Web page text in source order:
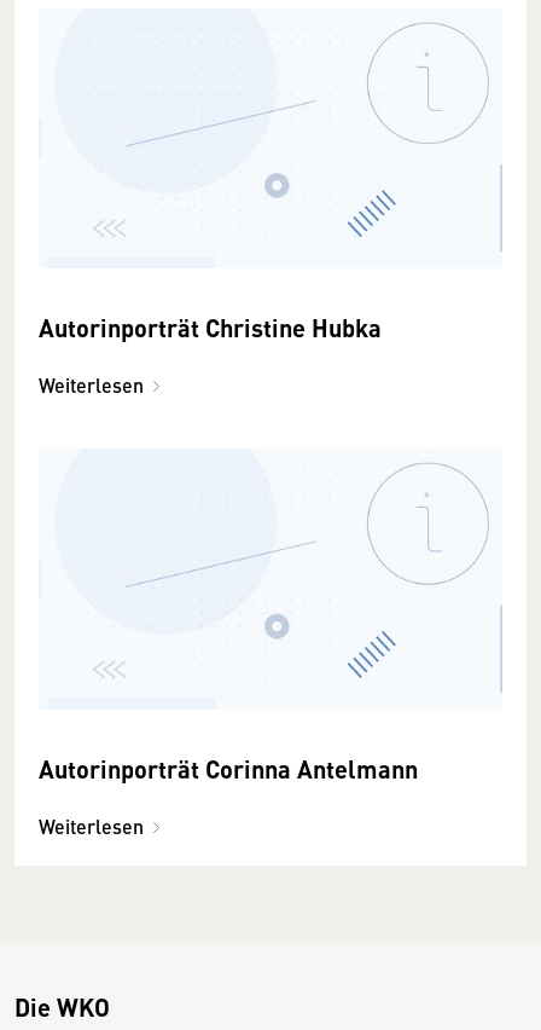
Autorinporträt Christine Hubka
Weiterlesen
Autorinporträt Corinna Antelmann
Weiterlesen
Die WKO